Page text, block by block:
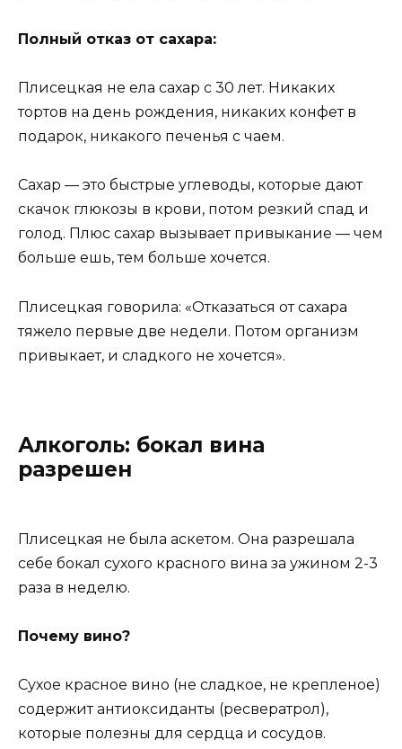
Полный отказ от сахара:
Плисецкая не ела сахар с 30 лет. Никаких
тортов на день рождения, никаких конфет в
подарок, никакого печенья с чаем.
Сахар — это быстрые углеводы, которые дают
скачок глюкозы в крови, потом резкий спад и
голод. Плюс сахар вызывает привыкание — чем
больше ешь, тем больше хочется.
Плисецкая говорила: «Отказаться от сахара
тяжело первые две недели. Потом организм
привыкает, и сладкого не хочется».
Алкоголь: бокал вина
разрешен
Плисецкая не была аскетом. Она разрешала
себе бокал сухого красного вина за ужином 2-3
раза в неделю.
Почему вино?
Сухое красное вино (не сладкое, не крепленое)
содержит антиоксиданты (ресвератрол),
которые полезны для сердца и сосудов.